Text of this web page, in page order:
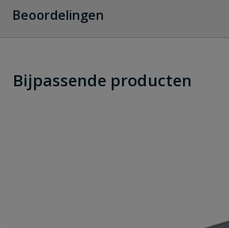
dit product?
Beoordelingen
Schrijf zelf een beoordeling
Bijpassende producten